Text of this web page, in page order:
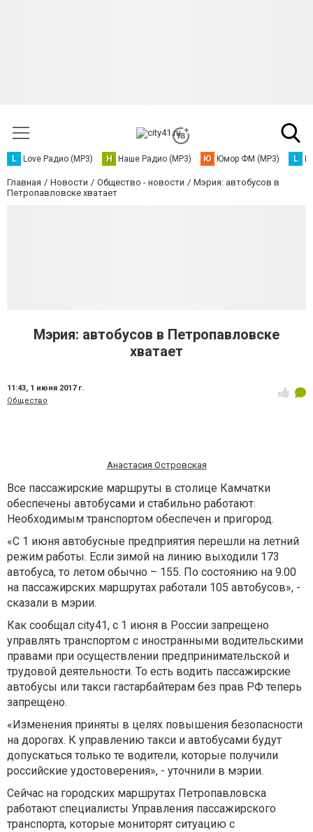
L Love Радио (MP3) Н Наше Радио (MP3) Ю Юмор ФМ (MP3) L
Главная Новости Общество - новости
Мэрия: автобусов в
Петропавловске хватает
Мэрия: автобусов в Петропавловске
хватает
11:43, 1 июня 2017 г.
Общество
Анастасия Островская
Все пассажирские маршруты в столице Камчатки
обеспечены автобусами и стабильно работают.
Необходимым транспортом обеспечен и пригород.
«С 1 июня автобусные предприятия перешли на летний
режим работы. Если зимой на линию выходили 173
автобуса, то летом обычно – 155. По состоянию на 9.00
на пассажирских маршрутах работали 105 автобусов», -
сказали в мэрии.
Как сообщал city41, с 1 июня в России запрещено
управлять транспортом с иностранными водительскими
правами при осуществлении предпринимательской и
трудовой деятельности. То есть водить пассажирские
автобусы или такси гастарбайтерам без прав РФ теперь
запрещено.
«Изменения приняты в целях повышения безопасности
на дорогах. К управлению такси и автобусами будут
допускаться только те водители, которые получили
российские удостоверения», - уточнили в мэрии.
Сейчас на городских маршрутах Петропавловска
работают специалисты Управления пассажирского
транспорта, которые мониторят ситуацию с